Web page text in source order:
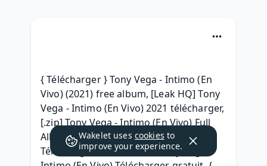
{ Télécharger } Tony Vega - Intimo (En
Vivo) (2021) free album, [Leak HQ] Tony
Vega - Intimo (En Vivo) 2021 télécharger,
[.zip] Tony Vega - Intimo (En Vivo) Full
Album Download 2021, {
Téléchargement ALBUM } Tony Vega -
Wakelet uses cookies to
improve your experience.